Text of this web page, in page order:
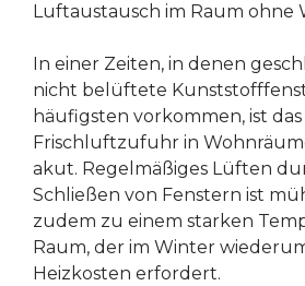
Luftaustausch im Raum ohne
In einer Zeiten, in denen
nicht belüftete
häufigsten vorkommen, ist
Frischluftzufuhr in
akut. Regelmäßiges Lüften
Schließen von Fenstern ist
zudem zu einem starken
Raum, der im Winter
Heizkosten erfordert.